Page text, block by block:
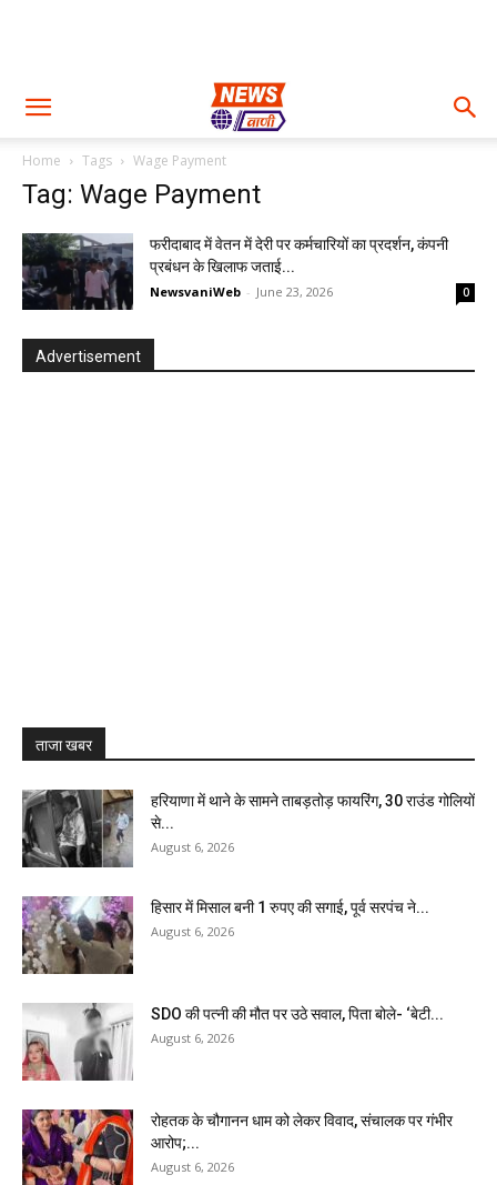
Home Tags Wage Payment
Tag: Wage Payment
फरीदाबाद में वेतन में देरी पर कर्मचारियों का प्रदर्शन, कंपनी
प्रबंधन के खिलाफ जताई...
NewsvaniWeb - June 23, 2026 0
Advertisement
ताजा खबर
हरियाणा में थाने के सामने ताबड़तोड़ फायरिंग, 30 राउंड गोलियों
से...
August 6, 2026
हिसार में मिसाल बनी 1 रुपए की सगाई, पूर्व सरपंच ने...
August 6, 2026
SDO की पत्नी की मौत पर उठे सवाल, पिता बोले- ‘बेटी...
August 6, 2026
रोहतक के चौगानन धाम को लेकर विवाद, संचालक पर गंभीर
आरोप;...
August 6, 2026